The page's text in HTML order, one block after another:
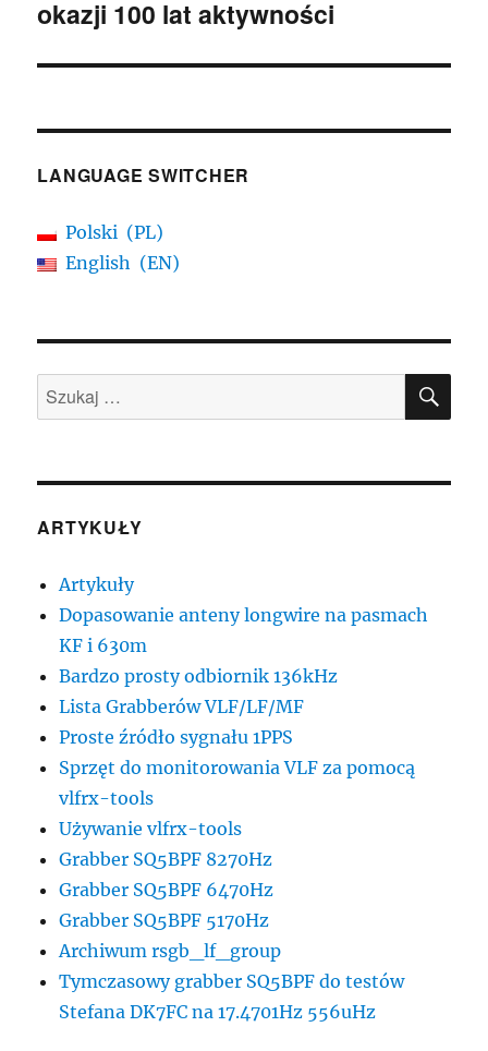
wpis:
okazji 100 lat aktywności
LANGUAGE SWITCHER
Polski
PL
English
EN
Szukaj:
ARTYKUŁY
Artykuły
Dopasowanie anteny longwire na pasmach
KF i 630m
Bardzo prosty odbiornik 136kHz
Lista Grabberów VLF/LF/MF
Proste źródło sygnału 1PPS
Sprzęt do monitorowania VLF za pomocą
vlfrx-tools
Używanie vlfrx-tools
Grabber SQ5BPF 8270Hz
Grabber SQ5BPF 6470Hz
Grabber SQ5BPF 5170Hz
Archiwum rsgb_lf_group
Tymczasowy grabber SQ5BPF do testów
Stefana DK7FC na 17.4701Hz 556uHz